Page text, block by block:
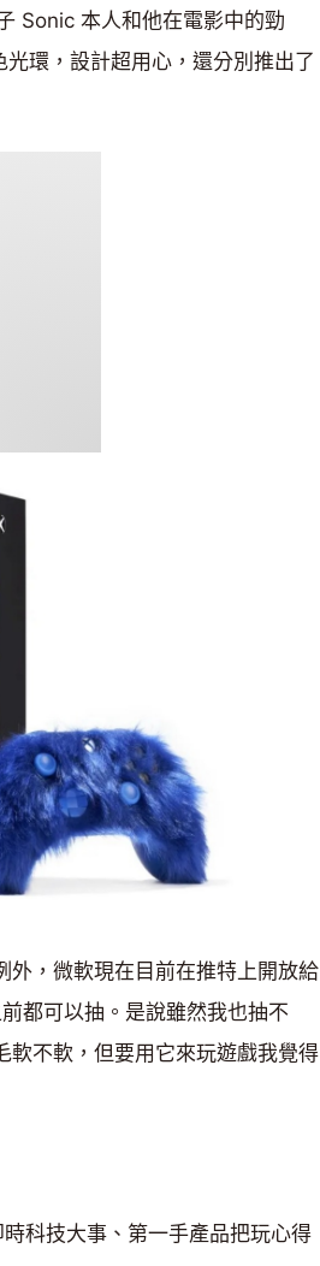
Sonic 本人和他在電影中的勁
環，設計超用心，還分別推出了
，微軟現在目前在推特上開放給
都可以抽。是說雖然我也抽不
軟不軟，但要用它來玩遊戲我覺得
科技大事、第一手產品把玩心得